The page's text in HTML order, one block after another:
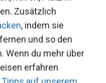
Zusätzlich
, indem sie
und so den
Wenn du mehr über
erfahren